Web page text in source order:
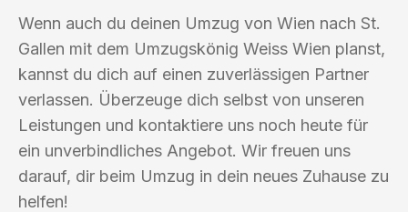
Wenn auch du deinen Umzug von Wien nach St.
Gallen mit dem Umzugskönig Weiss Wien planst,
kannst du dich auf einen zuverlässigen Partner
verlassen. Überzeuge dich selbst von unseren
Leistungen und kontaktiere uns noch heute für
ein unverbindliches Angebot. Wir freuen uns
darauf, dir beim Umzug in dein neues Zuhause zu
helfen!